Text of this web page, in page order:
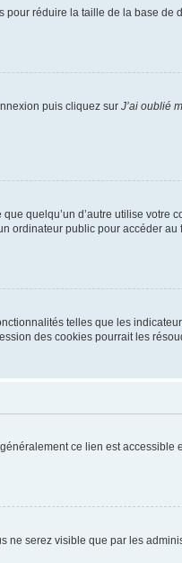
pour réduire la taille de la base de
puis cliquez sur J’ai oublié
quelqu’un d’autre utilise votre
ordinateur public pour accéder au
telles que les
des cookies pourrait les
ce lien est accessible
ne serez visible que par les